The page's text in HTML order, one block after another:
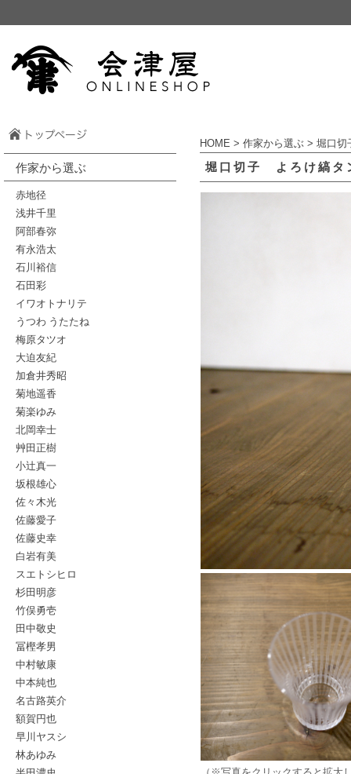
作家から選ぶ
赤地径
浅井千里
阿部春弥
有永浩太
石川裕信
石田彩
イワオトナリテ
うつわ うたたね
梅原タツオ
大迫友紀
加倉井秀昭
菊地遥香
菊楽ゆみ
北岡幸士
艸田正樹
小辻真一
坂根雄心
佐々木光
佐藤愛子
佐藤史幸
白岩有美
スエトシヒロ
杉田明彦
竹俣勇壱
田中敬史
冨樫孝男
中村敏康
中本純也
名古路英介
額賀円也
早川ヤスシ
林あゆみ
HOME > 作家から選ぶ > 堀口切
堀口切子 よろけ縞